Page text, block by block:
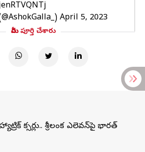
April 5, 2023
మీరు పూర్తి చేశారు
సిక్సర్లు.. శ్రీలంక ఎలెవన్‌పై భారత్‌